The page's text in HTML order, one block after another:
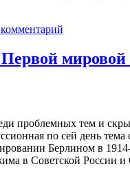
проблемных тем и
по сей день
Берлином в
в Советской России